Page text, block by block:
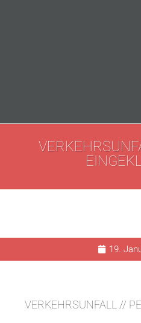
19.
VERKEHRSUNFALL //